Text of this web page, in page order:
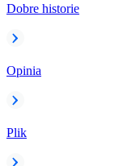
Dobre historie
Opinia
Plik